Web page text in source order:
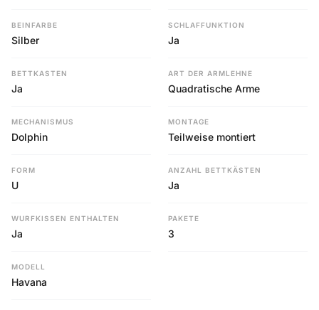
BEINFARBE
Silber
SCHLAFFUNKTION
Ja
BETTKASTEN
Ja
ART DER ARMLEHNE
Quadratische Arme
MECHANISMUS
Dolphin
MONTAGE
Teilweise montiert
FORM
U
ANZAHL BETTKÄSTEN
Ja
WURFKISSEN ENTHALTEN
Ja
PAKETE
3
MODELL
Havana